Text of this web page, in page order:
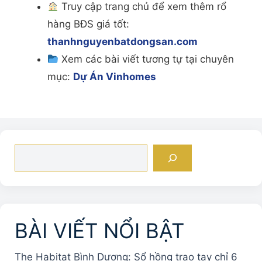
Truy cập trang chủ để xem thêm rổ
hàng BĐS giá tốt:
thanhnguyenbatdongsan.com
Xem các bài viết tương tự tại chuyên
mục: Dự Án Vinhomes
BÀI VIẾT NỔI BẬT
The Habitat Bình Dương: Sổ hồng trao tay chỉ 6